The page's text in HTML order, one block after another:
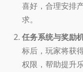
喜好，合理安排
求。
任务系统与奖励
标后，玩家将获
权限，帮助提升